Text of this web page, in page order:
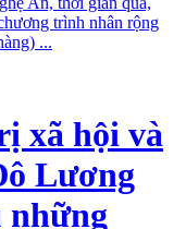
trình nhân rộng
...
xã hội và
Lương
những